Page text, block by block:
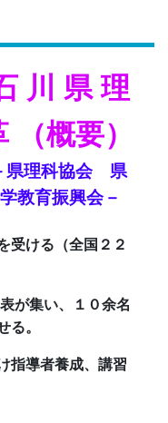
川 県 理
概要）
県理科協会 県
教育振興会－
受ける（全国２２
い、１０余名
る。
者養成、講習